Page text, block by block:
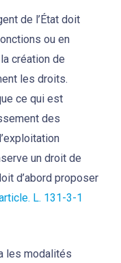
de l’État doit
ou en
création de
les droits.
ce qui est
des
un droit de
d’abord proposer
L. 131-3-1
les modalités